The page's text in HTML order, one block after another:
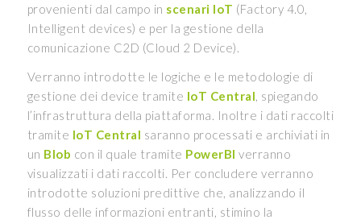
provenienti dal campo in scenari IoT (Factory 4.0,
Intelligent devices) e per la gestione della
comunicazione C2D (Cloud 2 Device).
Verranno introdotte le logiche e le metodologie di
gestione dei device tramite IoT Central, spiegando
l’infrastruttura della piattaforma. Inoltre i dati raccolti
tramite IoT Central saranno processati e archiviati in
un Blob con il quale tramite PowerBIverranno
visualizzati i dati raccolti. Per concludere verranno
introdotte soluzioni predittive che, analizzando il
flusso delle informazioni entranti, stimino la